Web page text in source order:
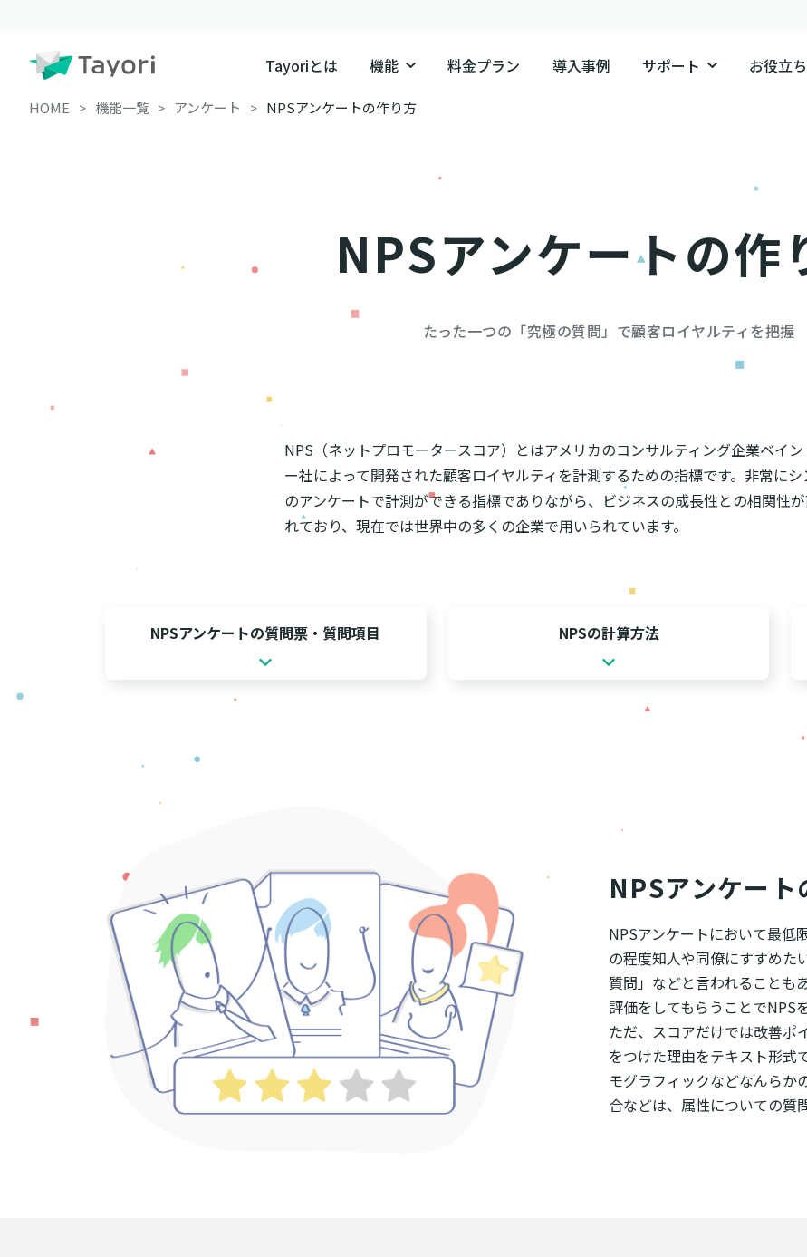
Tayoriとは 機能 料金プラン 導入事例 サポート お役立
HOME 機能一覧 アンケート NPSアンケートの作り方
NPSアンケートの作
たった一つの「究極の質問」で顧客ロイヤルティを把握
NPS（ネットプロモータースコア）とはアメリカのコンサルティング企業ベイ
ー社によって開発された顧客ロイヤルティを計測するための指標です。非常に
のアンケートで計測ができる指標でありながら、ビジネスの成長性との相関性
れており、現在では世界中の多くの企業で用いられています。
NPSアンケートの質問票・質問項目 NPSの計算方法
NPSアンケー
NPSアンケートにおいて最低
の程度知人や同僚にすすめた
質問」などと言われることも
評価をしてもらうことでNPS
ただ、スコアだけでは改善ポ
をつけた理由をテキスト形式
モグラフィックなどなんらか
合などは、属性についての質